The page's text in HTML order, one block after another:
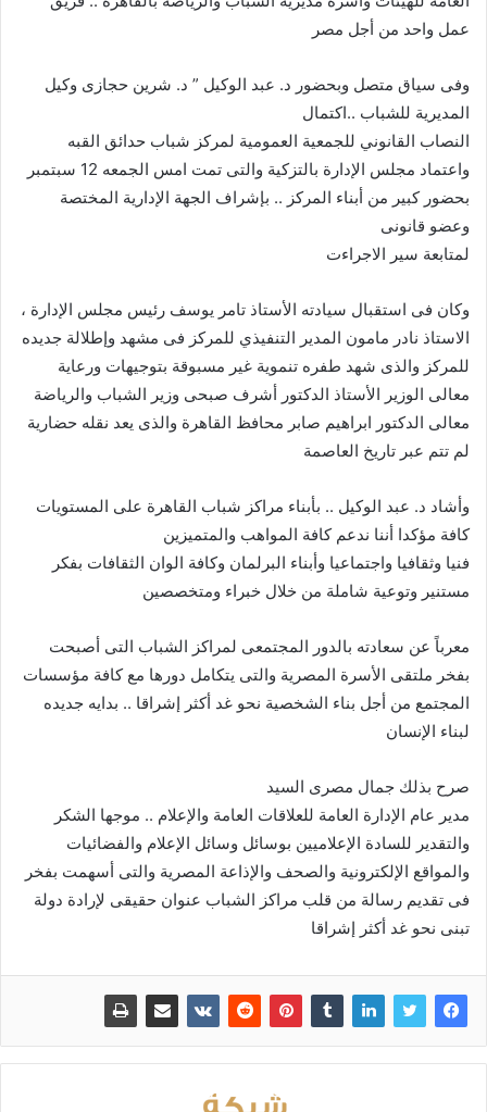
عمل واحد من أجل مصر
وفى سياق متصل وبحضور د. عبد الوكيل ” د. شرين حجازى وكيل
المديرية للشباب ..اكتمال
النصاب القانوني للجمعية العمومية لمركز شباب حدائق القبه
واعتماد مجلس الإدارة بالتزكية والتى تمت امس الجمعه 12 سبتمبر
بحضور كبير من أبناء المركز .. بإشراف الجهة الإدارية المختصة
وعضو قانونى
لمتابعة سير الاجراءت
وكان فى استقبال سيادته الأستاذ تامر يوسف رئيس مجلس الإدارة ،
الاستاذ نادر مامون المدير التنفيذي للمركز فى مشهد وإطلالة جديده
للمركز والذى شهد طفره تنموية غير مسبوقة بتوجيهات ورعاية
معالى الوزير الأستاذ الدكتور أشرف صبحى وزير الشباب والرياضة
معالى الدكتور ابراهيم صابر محافظ القاهرة والذى يعد نقله حضارية
لم تتم عبر تاريخ العاصمة
وأشاد د. عبد الوكيل .. بأبناء مراكز شباب القاهرة على المستويات
كافة مؤكدا أننا ندعم كافة المواهب والمتميزين
فنيا وثقافيا واجتماعيا وأبناء البرلمان وكافة الوان الثقافات بفكر
مستنير وتوعية شاملة من خلال خبراء ومتخصصين
معرباً عن سعادته بالدور المجتمعى لمراكز الشباب التى أصبحت
بفخر ملتقى الأسرة المصرية والتى يتكامل دورها مع كافة مؤسسات
المجتمع من أجل بناء الشخصية نحو غد أكثر إشراقا .. بدايه جديده
لبناء الإنسان
صرح بذلك جمال مصرى السيد
مدير عام الإدارة العامة للعلاقات العامة والإعلام .. موجها الشكر
والتقدير للسادة الإعلاميين بوسائل وسائل الإعلام والفضائيات
والمواقع الإلكترونية والصحف والإذاعة المصرية والتى أسهمت بفخر
فى تقديم رسالة من قلب مراكز الشباب عنوان حقيقى لإرادة دولة
تبنى نحو غد أكثر إشراقا